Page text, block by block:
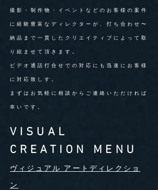
撮影・制作物・イベントなどのお客様の案件
に経験豊富なディレクターが、打ち合わせ〜
納品まで一貫したクリエイティブによって取
り組ませて頂きます。
ビデオ通話打合せでの対応にも迅速にお客様
に対応致しす。
まずはお気軽に相談からご連絡いただければ
幸いです。
VISUAL
CREATION MENU
ヴィジュアル アートディレクショ
ン